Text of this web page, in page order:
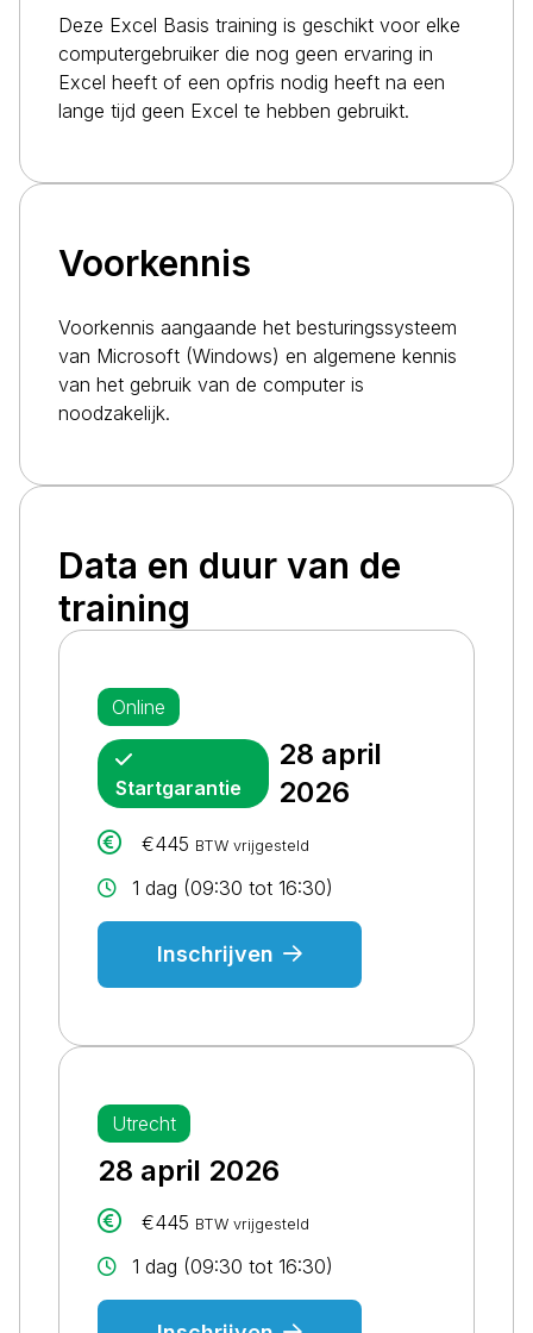
Deze Excel Basis training is geschikt voor elke
computergebruiker die nog geen ervaring in
Excel heeft of een opfris nodig heeft na een
lange tijd geen Excel te hebben gebruikt.
Voorkennis
Voorkennis aangaande het besturingssysteem
van Microsoft (Windows) en algemene kennis
van het gebruik van de computer is
noodzakelijk.
Data en duur van de
training
Online
Startgarantie
28 april
2026
€445 BTW vrijgesteld
1 dag (09:30 tot 16:30)
Inschrijven
Utrecht
28 april 2026
€445 BTW vrijgesteld
1 dag (09:30 tot 16:30)